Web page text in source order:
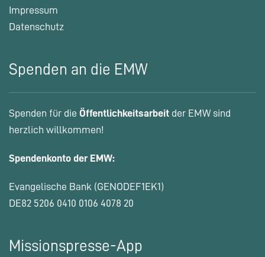
Impressum
Datenschutz
Spenden an die EMW
Spenden für die Öffentlichkeitsarbeit der EMW sind
herzlich willkommen!
Spendenkonto der EMW:
Evangelische Bank (GENODEF1EK1)
DE82 5206 0410 0106 4078 20
Missionspresse-App